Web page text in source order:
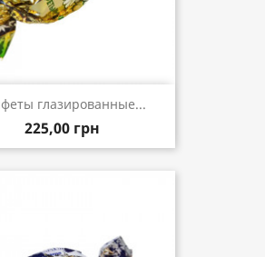
глазированные...
225,00 грн